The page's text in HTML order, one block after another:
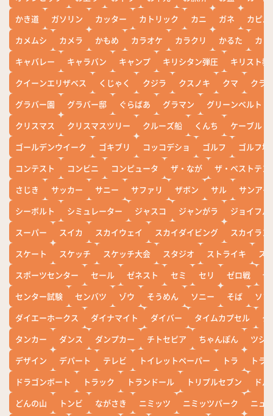
かき道
ガソリン カッター カトリック カニ ガネ
カピバ
カメムシ
カメラ かもめ カラオケ カラクリ かるた
カレ
キャバレー
キャラバン キャンプ キリシタン弾圧
キリスト教
クイーンエリザベス
くじゃく クジラ クスノキ クマ
クラ
グラバー園
グラバー邸 ぐらばあ グラマン
グリーンベルト
クリスマス
クリスマスツリー クルーズ船 くんち
ケーブル
ゴールデンウイーク
ゴキブリ コッコデショ ゴルフ
ゴルフ場
コンテスト
コンビニ コンピュータ ザ・なが
ザ・ベストテン
さじき
サッカー サニー サファリ ザボン サル
サンアイ
シーボルト
シミュレーター ジャスコ ジャンがラ
ジョイフル
スーパー
スイカ スカイウェイ スカイダイビング
スカイラン
スケート
スケッチ スケッチ大会 スタジオ ストライキ
ス
スポーツセンター
セール ゼネスト セミ セリ ゼロ戦
ぜ
センター試験
センバツ ゾウ そうめん ソニー そば
ソ
ダイエーホークス
ダイナマイト ダイバー タイムカプセル
タ
タンカー
ダンス ダンプカー チトセピア ちゃんぽん
ツシ
デザイン
デパート テレビ トイレットペーパー トラ
トラ
ドラゴンボート
トラック トランドール トリプルセブン
ド
どんの山
トンビ ながさき ニミッツ ニミッツパーク ニュ